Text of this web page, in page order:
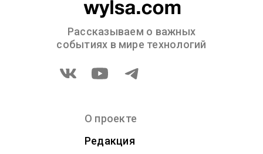
Рассказываем о важных
событиях в мире технологий
О проекте
Редакция